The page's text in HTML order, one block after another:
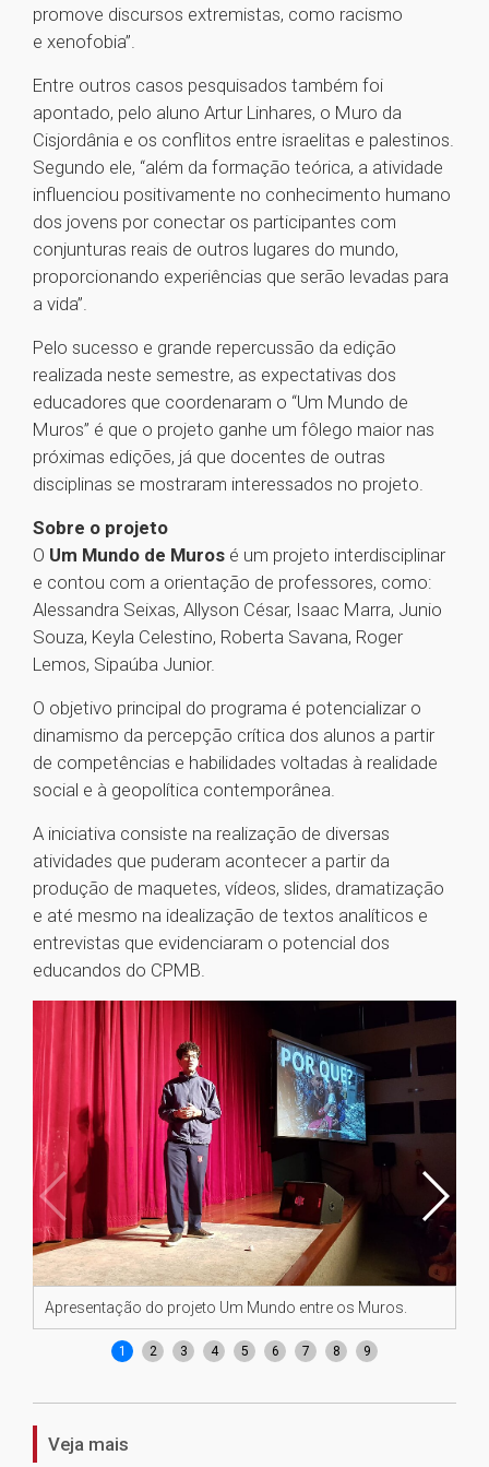
promove discursos extremistas, como racismo
e xenofobia”.
Entre outros casos pesquisados também foi
apontado, pelo aluno Artur Linhares, o Muro da
Cisjordânia e os conflitos entre israelitas e palestinos.
Segundo ele, “além da formação teórica, a atividade
influenciou positivamente no conhecimento humano
dos jovens por conectar os participantes com
conjunturas reais de outros lugares do mundo,
proporcionando experiências que serão levadas para
a vida”.
Pelo sucesso e grande repercussão da edição
realizada neste semestre, as expectativas dos
educadores que coordenaram o “Um Mundo de
Muros” é que o projeto ganhe um fôlego maior nas
próximas edições, já que docentes de outras
disciplinas se mostraram interessados no projeto.
Sobre o projeto
O Um Mundo de Muros é um projeto interdisciplinar
e contou com a orientação de professores, como:
Alessandra Seixas, Allyson César, Isaac Marra, Junio
Souza, Keyla Celestino, Roberta Savana, Roger
Lemos, Sipaúba Junior.
O objetivo principal do programa é potencializar o
dinamismo da percepção crítica dos alunos a partir
de competências e habilidades voltadas à realidade
social e à geopolítica contemporânea.
A iniciativa consiste na realização de diversas
atividades que puderam acontecer a partir da
produção de maquetes, vídeos, slides, dramatização
e até mesmo na idealização de textos analíticos e
entrevistas que evidenciaram o potencial dos
educandos do CPMB.
Apresentação do projeto Um Mundo entre os Muros.
1 2 3 4 5 6 7 8 9
Veja mais